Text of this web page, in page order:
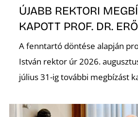
ÚJABB REKTORI
KAPOTT PROF. DR.
A fenntartó döntése alapján
István rektor úr 2026.
július 31-ig további megbízást